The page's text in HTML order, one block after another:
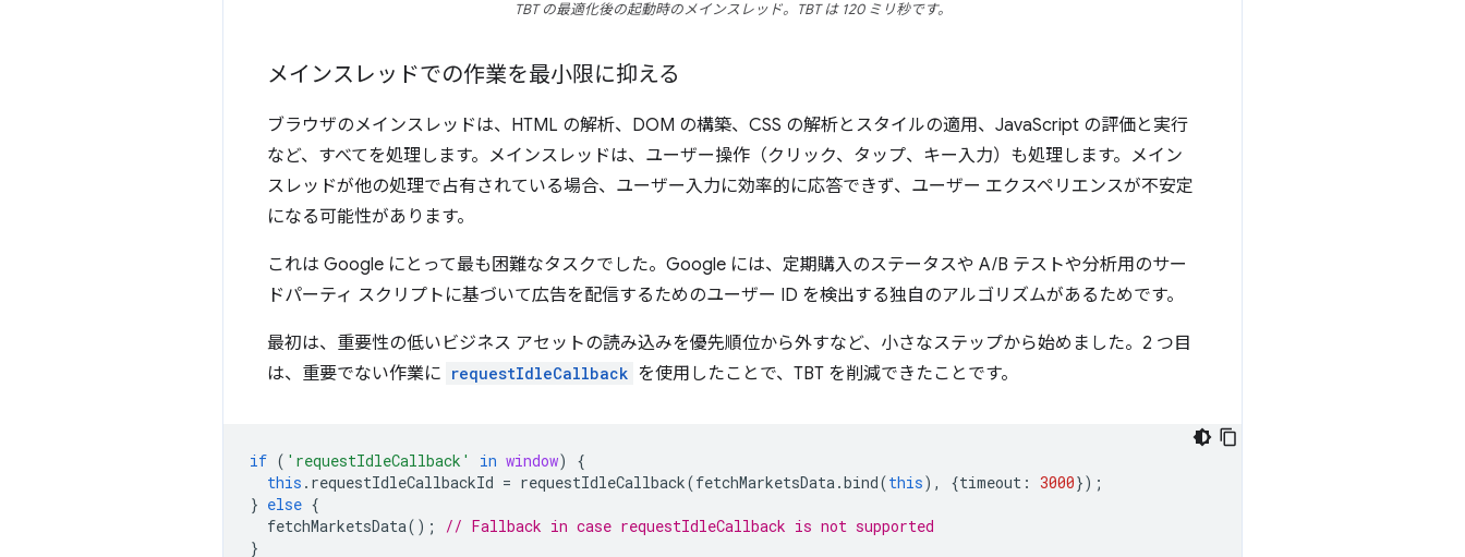
TBT の最適化後の起動時のメインスレッド。TBT は 120 ミリ秒です。
メインスレッドでの作業を最小限に抑える
ブラウザのメインスレッドは、HTML の解析、DOM の構築、CSS の解析とスタイルの適用、JavaScript の評価と実行
など、すべてを処理します。メインスレッドは、ユーザー操作（クリック、タップ、キー入力）も処理します。メイン
スレッドが他の処理で占有されている場合、ユーザー入力に効率的に応答できず、ユーザー エクスペリエンスが不安定
になる可能性があります。
これは Google にとって最も困難なタスクでした。Google には、定期購入のステータスや A/B テストや分析用のサー
ドパーティ スクリプトに基づいて広告を配信するためのユーザー ID を検出する独自のアルゴリズムがあるためです。
最初は、重要性の低いビジネス アセットの読み込みを優先順位から外すなど、小さなステップから始めました。2 つ目
は、重要でない作業に requestIdleCallback を使用したことで、TBT を削減できたことです。
if ( 'requestIdleCallback' in window)
{
this . requestIdleCallbackId = requestIdleCallback(fetchMarketsData.bind(this), {timeout : 3000});
} else {
fetchMarketsData();
// Fallback in case requestIdleCallback is not supported
}